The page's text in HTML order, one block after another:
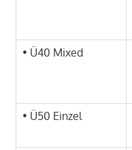
• Ü40 Mixed
• Ü50 Einzel